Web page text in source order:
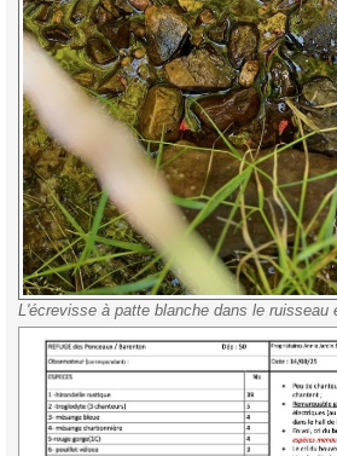
L'écrevisse à patte blanche dans le ruisseau